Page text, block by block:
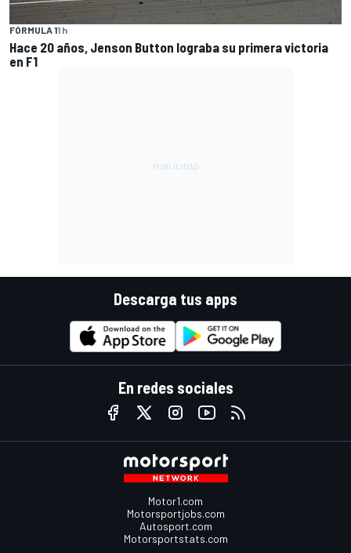
FÓRMULA 11 h
Hace 20 años, Jenson Button lograba su primera victoria
en F1
Descarga tus apps
En redes sociales
Motor1.com
Motorsportjobs.com
Autosport.com
Motorsportstats.com